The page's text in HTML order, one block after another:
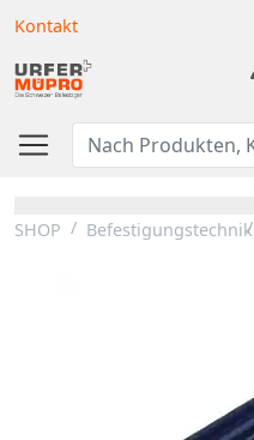
Kontakt
SHOP Befestigungstechnik